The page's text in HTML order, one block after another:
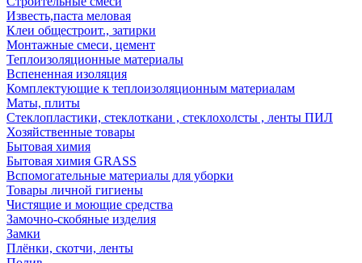
Известь,паста меловая
Клеи общестроит., затирки
Монтажные смеси, цемент
Теплоизоляционные материалы
Вспененная изоляция
Комплектующие к теплоизоляционным материалам
Маты, плиты
Стеклопластики, стеклоткани , стеклохолсты , ленты ПИЛ
Хозяйственные товары
Бытовая химия
Бытовая химия GRASS
Вспомогательные материалы для уборки
Товары личной гигиены
Чистящие и моющие средства
Замочно-скобяные изделия
Замки
Плёнки, скотчи, ленты